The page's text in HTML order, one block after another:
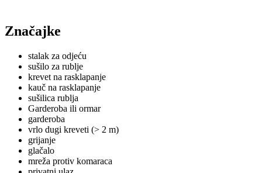
Značajke
stalak za odjeću
sušilo za rublje
krevet na rasklapanje
kauč na rasklapanje
sušilica rublja
Garderoba ili ormar
garderoba
vrlo dugi kreveti (> 2 m)
grijanje
glačalo
mreža protiv komaraca